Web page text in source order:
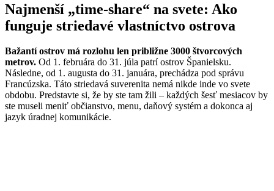
Najmenší „time-share“ na svete: Ako
funguje striedavé vlastníctvo ostrova
Bažantí ostrov má rozlohu len približne 3000 štvorcových
metrov. Od 1. februára do 31. júla patrí ostrov Španielsku.
Následne, od 1. augusta do 31. januára, prechádza pod správu
Francúzska. Táto striedavá suverenita nemá nikde inde vo svete
obdobu. Predstavte si, že by ste tam žili – každých šesť mesiacov by
ste museli meniť občianstvo, menu, daňový systém a dokonca aj
jazyk úradnej komunikácie.